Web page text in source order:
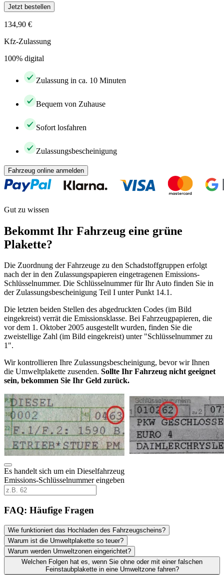
Jetzt bestellen
134,90 €
Kfz-Zulassung
100% digital
Zulassung in ca. 10 Minuten
Bequem von Zuhause
Sofort losfahren
Zulassungsbescheinigung
Fahrzeug online anmelden
Gut zu wissen
Bekommt Ihr Fahrzeug eine grüne
Plakette?
Die Zuordnung der Fahrzeuge zu den Schadstoffgruppen erfolgt
nach der in den Zulassungspapieren eingetragenen Emissions-
Schlüsselnummer. Die Schlüsselnummer für Ihr Auto finden Sie in
der Zulassungsbescheinigung Teil I unter Punkt 14.1.
Die letzten beiden Stellen des abgedruckten Codes (im Bild
eingekreist) verrät die Emissionsklasse. Bei Fahrzeugpapieren, die
vor dem 1. Oktober 2005 ausgestellt wurden, finden Sie die
zweistellige Zahl (im Bild eingekreist) unter "Schlüsselnummer zu
1".
Wir kontrollieren Ihre Zulassungsbescheinigung, bevor wir Ihnen
die Umweltplakette zusenden. Sollte Ihr Fahrzeug nicht geeignet
sein, bekommen Sie Ihr Geld zurück.
Es handelt sich um ein Dieselfahrzeug
Emissions-Schlüsselnummer eingeben
FAQ: Häufige Fragen
Wie funktioniert das Hochladen des Fahrzeugscheins?
Warum ist die Umweltplakette so teuer?
Warum werden Umweltzonen eingerichtet?
Welchen Folgen hat es, wenn Sie ohne oder mit einer falschen
Feinstaubplakette in eine Umweltzone fahren?